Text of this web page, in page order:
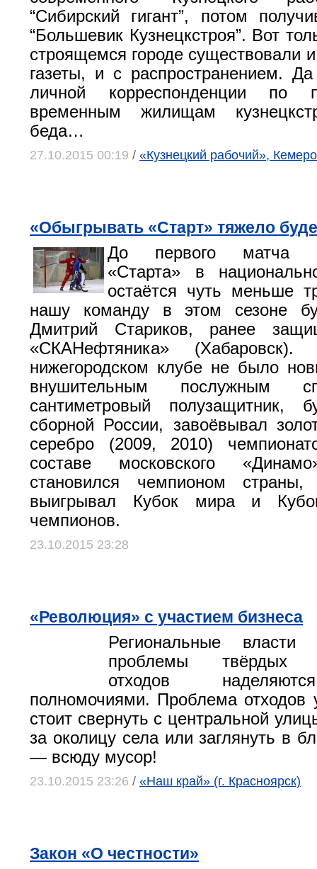
“Сибирский гигант”, потом
“Большевик Кузнецкстроя”. Вот
строящемся городе существовали
газеты, и с распространением.
личной корреспонденции по
временным жилищам
беда…
27.10.2015 00:19 / «Кузнецкий рабочий»,
«Обыгрывать «Старт» тяжело
До первого матча
«Старта» в
остаётся чуть меньше
нашу команду в этом сезоне
Дмитрий Стариков, ранее
«СКАНефтяника»
нижегородском клубе не было
внушительным послужным
сантиметровый полузащитник,
сборной России, завоёвывал
серебро (2009, 2010)
составе московского
становился чемпионом
выигрывал Кубок мира и
чемпионов.
23.10.2015 23:28
«Революция» с участием бизнеса
Региональные
проблемы твёрдых
отходов
полномочиями. Проблема отходов
стоит свернуть с центральной
за околицу села или заглянуть в
— всюду мусор!
23.10.2015 23:26 / «Наш край» (г. Красноярск)
Закон «О честности»